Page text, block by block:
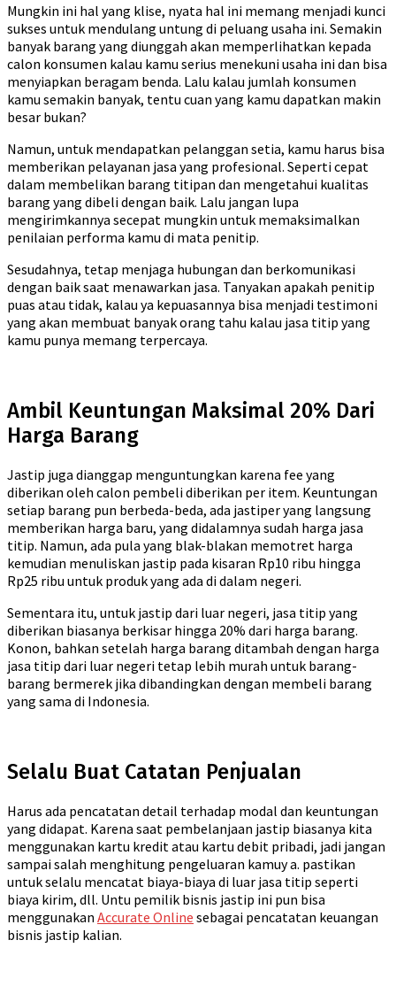
Mungkin ini hal yang klise, nyata hal ini memang menjadi kunci
sukses untuk mendulang untung di peluang usaha ini. Semakin
banyak barang yang diunggah akan memperlihatkan kepada
calon konsumen kalau kamu serius menekuni usaha ini dan bisa
menyiapkan beragam benda. Lalu kalau jumlah konsumen
kamu semakin banyak, tentu cuan yang kamu dapatkan makin
besar bukan?
Namun, untuk mendapatkan pelanggan setia, kamu harus bisa
memberikan pelayanan jasa yang profesional. Seperti cepat
dalam membelikan barang titipan dan mengetahui kualitas
barang yang dibeli dengan baik. Lalu jangan lupa
mengirimkannya secepat mungkin untuk memaksimalkan
penilaian performa kamu di mata penitip.
Sesudahnya, tetap menjaga hubungan dan berkomunikasi
dengan baik saat menawarkan jasa. Tanyakan apakah penitip
puas atau tidak, kalau ya kepuasannya bisa menjadi testimoni
yang akan membuat banyak orang tahu kalau jasa titip yang
kamu punya memang terpercaya.
Ambil Keuntungan Maksimal 20% Dari
Harga Barang
Jastip juga dianggap menguntungkan karena fee yang
diberikan oleh calon pembeli diberikan per item. Keuntungan
setiap barang pun berbeda-beda, ada jastiper yang langsung
memberikan harga baru, yang didalamnya sudah harga jasa
titip. Namun, ada pula yang blak-blakan memotret harga
kemudian menuliskan jastip pada kisaran Rp10 ribu hingga
Rp25 ribu untuk produk yang ada di dalam negeri.
Sementara itu, untuk jastip dari luar negeri, jasa titip yang
diberikan biasanya berkisar hingga 20% dari harga barang.
Konon, bahkan setelah harga barang ditambah dengan harga
jasa titip dari luar negeri tetap lebih murah untuk barang-
barang bermerek jika dibandingkan dengan membeli barang
yang sama di Indonesia.
Selalu Buat Catatan Penjualan
Harus ada pencatatan detail terhadap modal dan keuntungan
yang didapat. Karena saat pembelanjaan jastip biasanya kita
menggunakan kartu kredit atau kartu debit pribadi, jadi jangan
sampai salah menghitung pengeluaran kamuy a. pastikan
untuk selalu mencatat biaya-biaya di luar jasa titip seperti
biaya kirim, dll. Untu pemilik bisnis jastip ini pun bisa
menggunakan Accurate Online sebagai pencatatan keuangan
bisnis jastip kalian.